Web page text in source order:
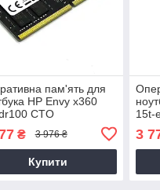
пам'ять для
HP Envy x360
CTO
₴ 3 976 ₴
Купити
15t-
3